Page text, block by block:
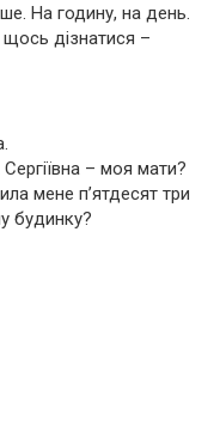
На годину, на день.
дізнатися –
– моя мати?
мене п’ятдесят три
будинку?